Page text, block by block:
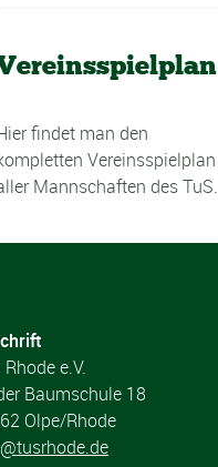
findet man den
Vereinsspielplan
Mannschaften des TuS.
e.V.
Baumschule 18
Olpe/Rhode